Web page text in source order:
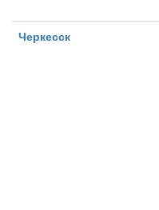
Черкесск